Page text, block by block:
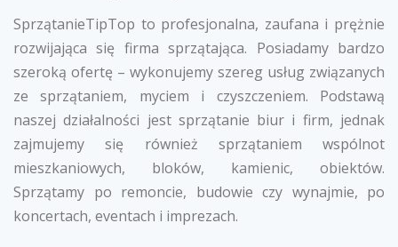
SprzątanieTipTop to profesjonalna, zaufana i prężnie
rozwijająca się firma sprzątająca. Posiadamy bardzo
szeroką ofertę – wykonujemy szereg usług związanych
ze sprzątaniem, myciem i czyszczeniem. Podstawą
naszej działalności jest sprzątanie biur i firm, jednak
zajmujemy się również sprzątaniem wspólnot
mieszkaniowych, bloków, kamienic, obiektów.
Sprzątamy po remoncie, budowie czy wynajmie, po
koncertach, eventach i imprezach.